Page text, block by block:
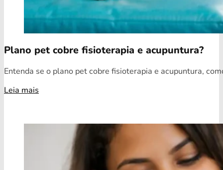
Plano pet cobre fisioterapia e acupuntura?
Entenda se o plano pet cobre fisioterapia e acupuntura,
Leia mais